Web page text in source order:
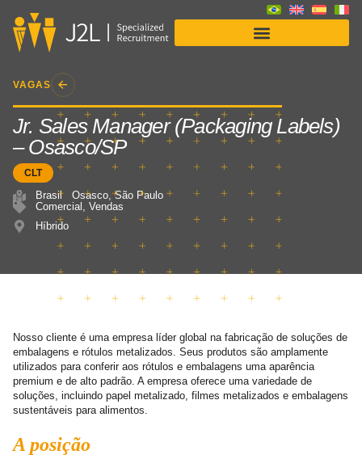
VAGAS
Jr. Sales Manager (Packaging Labels)
– Osasco/SP
CLT
Brasil Osasco,São Paulo
Comercial , Vendas
Híbrido
Nosso cliente é uma empresa líder global na fabricação de soluções de
embalagens e rótulos metalizados. Seus produtos são amplamente
utilizados para conferir aos rótulos e embalagens uma aparência
premium e de alto padrão. A empresa oferece uma variedade de
soluções, incluindo papel metalizado, filmes metalizados e embalagens
sustentáveis para alimentos.
A posição